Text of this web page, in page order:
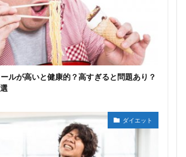
ルが高いと健康的？高すぎると問題あり？
ダイエット